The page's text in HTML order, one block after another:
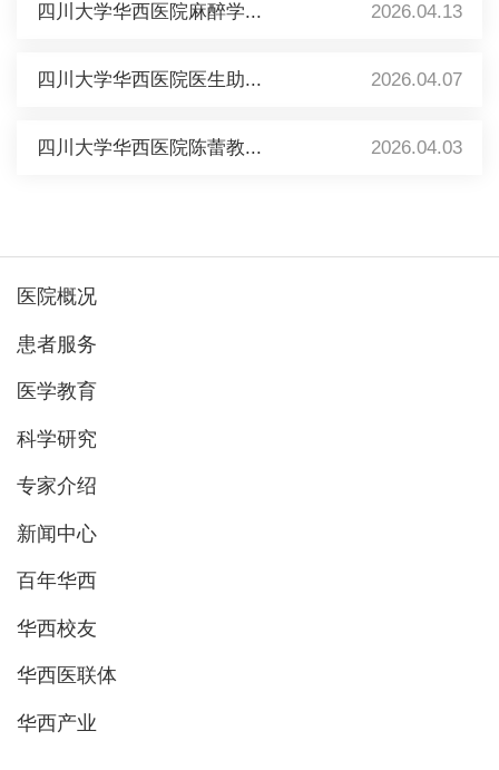
四川大学华西医院麻醉学... 2026.04.13
四川大学华西医院医生助... 2026.04.07
四川大学华西医院陈蕾教... 2026.04.03
医院概况
患者服务
医学教育
科学研究
专家介绍
新闻中心
百年华西
华西校友
华西医联体
华西产业